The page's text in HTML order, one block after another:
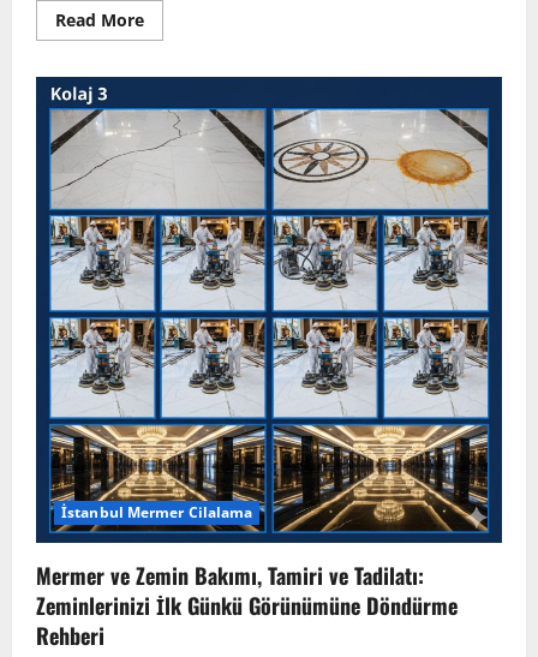
Read MoreRead
more
Dokusu:
Antik
Mermer
Restorasyonu,
Zemin
ve
Orijinal
Yüzeyi
Geri
Getirme
Sanatı
İstanbul Mermer Cilalama
Mermer ve Zemin Bakımı, Tamiri ve Tadilatı:
Zeminlerinizi İlk Günkü Görünümüne Döndürme
Rehberi